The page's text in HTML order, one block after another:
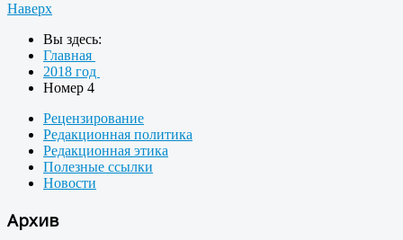
Наверх
Вы здесь:
Главная
2018 год
Номер 4
Рецензирование
Редакционная политика
Редакционная этика
Полезные ссылки
Новости
Архив